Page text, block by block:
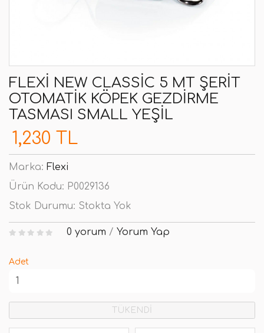
FLEXI NEW CLASSIC 5 MT ŞERIT
OTOMATIK KÖPEK GEZDIRME
TASMASI SMALL YEŞIL
1,230 TL
Marka: Flexi
Ürün Kodu: P0029136
Stok Durumu: Stokta Yok
0 yorum / Yorum Yap
Adet
TÜKENDİ